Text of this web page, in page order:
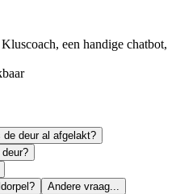
een handige chatbot,
de deur al afgelakt?
Andere vraag...